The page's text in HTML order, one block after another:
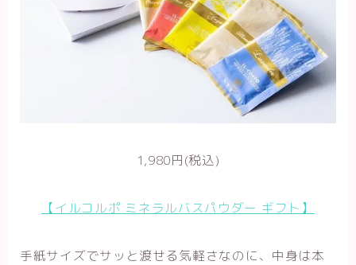
1,980円(税込)
【イルコルポ ミネラルバスパウダー ギフト】
手紙サイズでサッと渡せる気軽さなのに、中身は本